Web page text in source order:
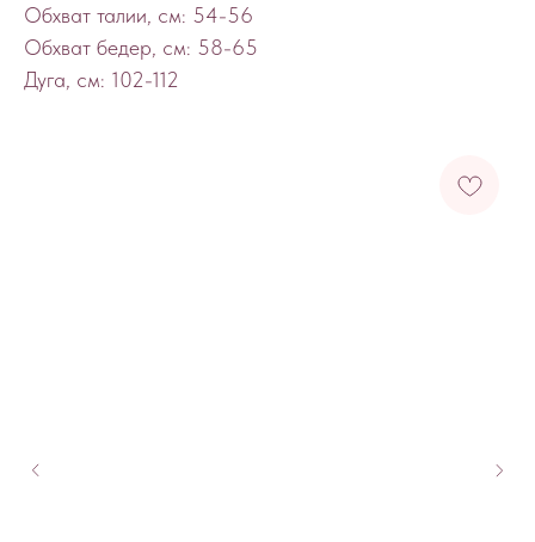
Обхват талии, см: 54-56
Обхват бедер, см: 58-65
Дуга, см: 102-112